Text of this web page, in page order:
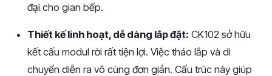
đại cho gian bếp.
Thiết kế linh hoạt, dễ dàng lắp đặt: CK102 sở hữu
kết cấu modul rời rất tiện lợi. Việc tháo lắp và di
chuyển diễn ra vô cùng đơn giản. Cấu trúc này giúp